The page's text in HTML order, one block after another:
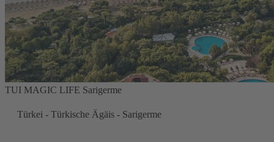
TUI MAGIC LIFE Sarigerme
Türkei - Türkische Ägäis - Sarigerme